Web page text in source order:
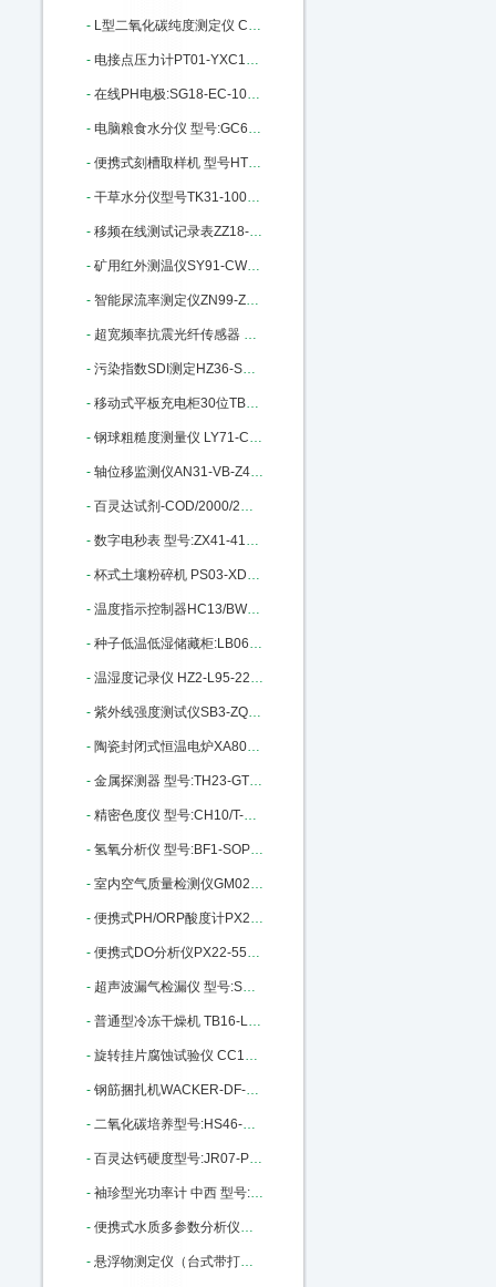
- L型二氧化碳纯度测定仪 CS30-L：M310814
- 电接点压力计PT01-YXC100-150库号：M342423
- 在线PH电极:SG18-EC-100GTSO-05B：M370179
- 电脑粮食水分仪 型号:GC60/SF1G：M391395
- 便携式刻槽取样机 型号HT62-DSD-230 M22461
- 干草水分仪型号TK31-100库号M149295
- 移频在线测试记录表ZZ18-CD96-3Z：M200674
- 矿用红外测温仪SY91-CWH700 M269990
- 智能尿流率测定仪ZN99-ZNC961A：M272181
- 超宽频率抗震光纤传感器 MKM-2200 M314923
- 污染指数SDI测定HZ36-SDI-2000库号M325162
- 移动式平板充电柜30位TB93-HJ-CM06 M343695
- 钢球粗糙度测量仪 LY71-CU9505B M385937
- 轴位移监测仪AN31-VB-Z410库号：M389977
- 百灵达试剂-COD/2000/2M M402847
- 数字电秒表 型号:ZX41-415库号：M392353
- 杯式土壤粉碎机 PS03-XDB050303 M394553
- 温度指示控制器HC13/BWY-805TH M401763
- 种子低温低湿储藏柜:LB06-DWS-300 M404340
- 温湿度记录仪 HZ2-L95-22库号：M405632
- 紫外线强度测试仪SB3-ZQJ-254库号：M5476
- 陶瓷封闭式恒温电炉XA80-10库号：M15864
- 金属探测器 型号:TH23-GTL115库号：M136950
- 精密色度仪 型号:CH10/T-50库号：M206867
- 氢氧分析仪 型号:BF1-SOP库号：M312798
- 室内空气质量检测仪GM02-GM-AII M335325
- 便携式PH/ORP酸度计PX22-MI106：M343693
- 便携式DO分析仪PX22-550A库号：M343694
- 超声波漏气检漏仪 型号:SD44-CS530 M356204
- 普通型冷冻干燥机 TB16-LGJ-25C M369078
- 旋转挂片腐蚀试验仪 CC12-RCC-3 M376653
- 钢筋捆扎机WACKER-DF-16库号：M383957
- 二氧化碳培养型号:HS46-HH.CP库号：M394455
- 百灵达钙硬度型号:JR07-PM252库号：M403623
- 袖珍型光功率计 中西 型号:BE15-JDSU-OLP-35库号：M387656
- 便携式水质多参数分析仪中西 型号:NO07-AP-2000库号：M405183
- 悬浮物测定仪（台式带打印、可联接电脑）中西器材 型号:CH10/T-200库号：M405650